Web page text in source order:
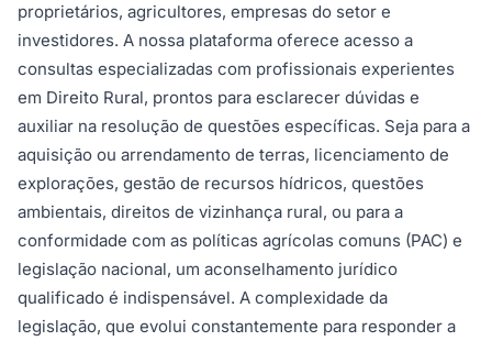
proprietários, agricultores, empresas do setor e
investidores. A nossa plataforma oferece acesso a
consultas especializadas com profissionais experientes
em Direito Rural, prontos para esclarecer dúvidas e
auxiliar na resolução de questões específicas. Seja para a
aquisição ou arrendamento de terras, licenciamento de
explorações, gestão de recursos hídricos, questões
ambientais, direitos de vizinhança rural, ou para a
conformidade com as políticas agrícolas comuns (PAC) e
legislação nacional, um aconselhamento jurídico
qualificado é indispensável. A complexidade da
legislação, que evolui constantemente para responder a